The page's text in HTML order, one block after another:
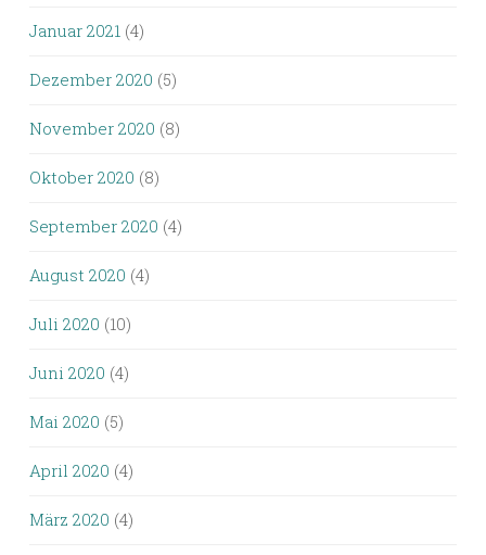
Januar 2021 (4)
Dezember 2020 (5)
November 2020 (8)
Oktober 2020 (8)
September 2020 (4)
August 2020 (4)
Juli 2020 (10)
Juni 2020 (4)
Mai 2020 (5)
April 2020 (4)
März 2020 (4)